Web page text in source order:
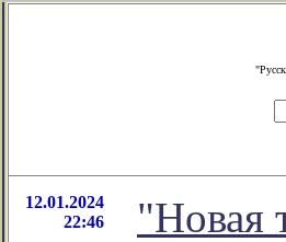
12.01.2024
22:46
"Новая